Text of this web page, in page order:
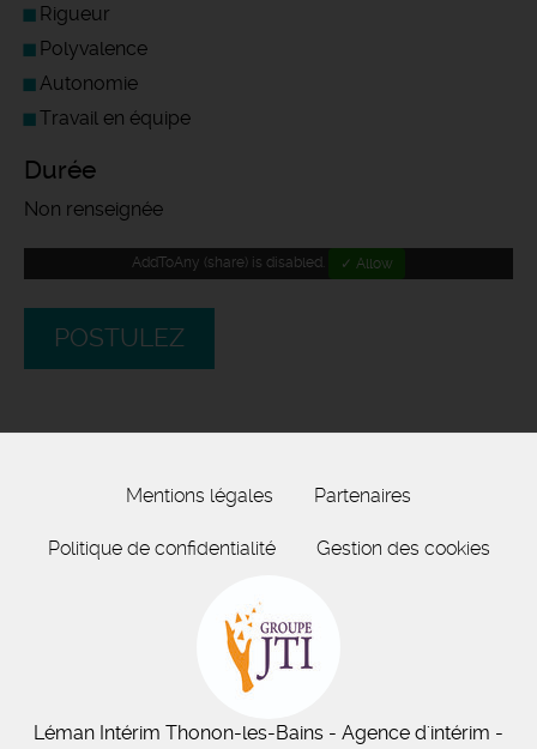
Rigueur
Polyvalence
Autonomie
Travail en équipe
Durée
Non renseignée
AddToAny (share) is disabled. ✓ Allow
POSTULEZ
Mentions légales Partenaires
Politique de confidentialité Gestion des cookies
Léman Intérim Thonon-les-Bains - Agence d'intérim -